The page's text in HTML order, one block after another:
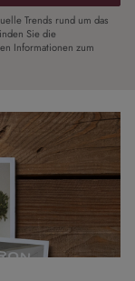
Trends rund um das
Sie die
Informationen zum